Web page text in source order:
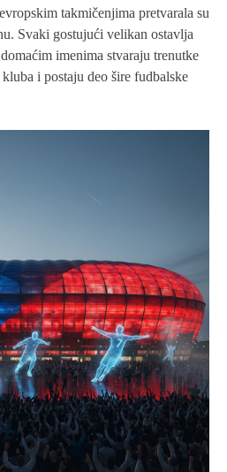
takmičenjima pretvarala su
Svaki gostujući velikan ostavlja
imenima stvaraju trenutke
i postaju deo šire fudbalske